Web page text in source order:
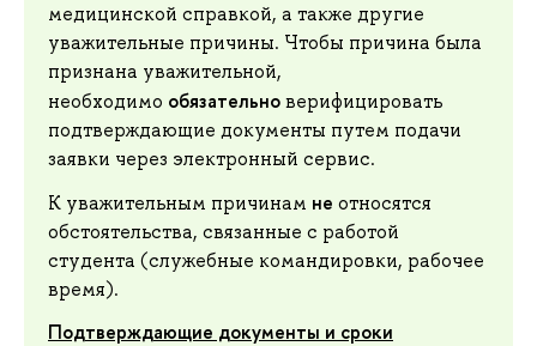
медицинской справкой, а также другие
уважительные причины. Чтобы причина была
признана уважительной,
необходимо обязательноверифицировать
подтверждающие документы путем подачи
заявки через электронный сервис.
К уважительным причинам не относятся
обстоятельства, связанные с работой
студента (служебные командировки, рабочее
время).
Подтверждающие документы и сроки